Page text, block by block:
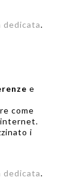
dedicata.
e
come
i
dedicata.